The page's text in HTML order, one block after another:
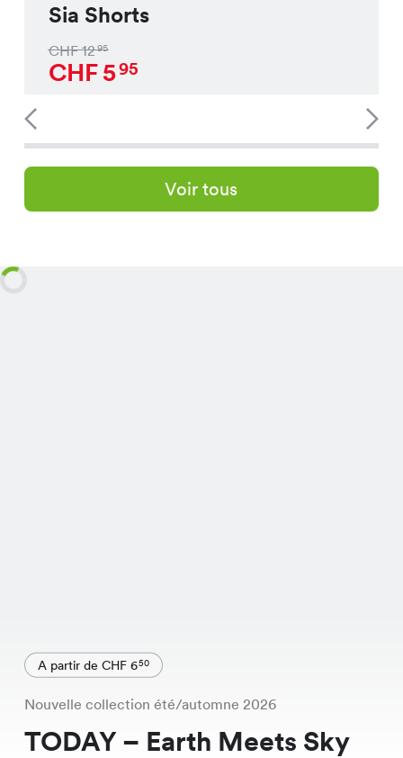
Sia Shorts
CHF1295
CHF595
Voir tous
A partir de CHF 650
Nouvelle collection été/automne 2026
TODAY – Earth Meets Sky